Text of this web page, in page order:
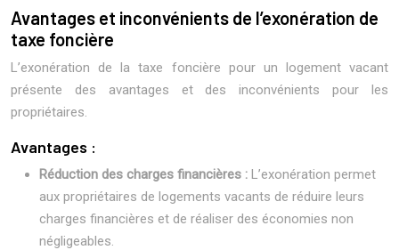
Avantages et inconvénients de l’exonération de
taxe foncière
L’exonération de la taxe foncière pour un logement vacant
présente des avantages et des inconvénients pour les
propriétaires.
Avantages :
Réduction des charges financières : L’exonération permet
aux propriétaires de logements vacants de réduire leurs
charges financières et de réaliser des économies non
négligeables.